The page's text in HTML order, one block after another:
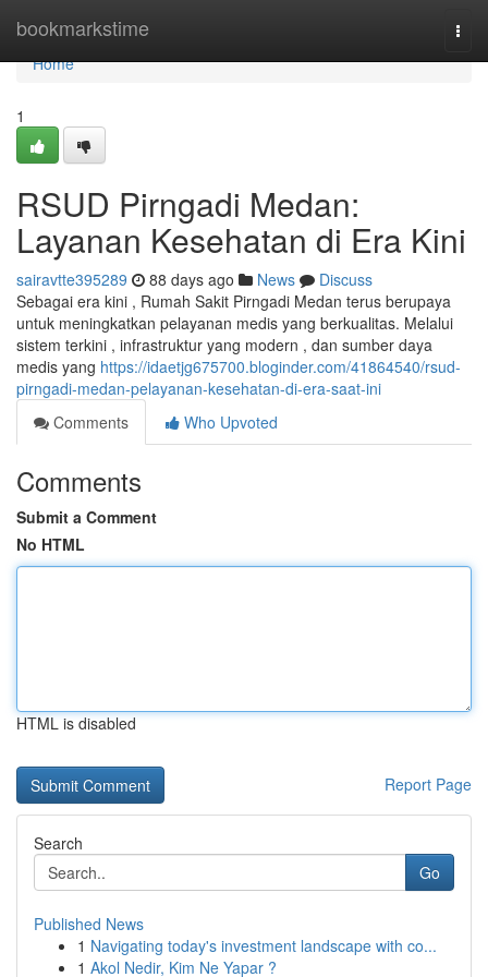
bookmarkstime
Home
Home
1
RSUD Pirngadi Medan:
Layanan Kesehatan di Era Kini
sairavtte395289 88 days ago News
Discuss
Sebagai era kini , Rumah Sakit Pirngadi Medan terus berupaya
untuk meningkatkan pelayanan medis yang berkualitas. Melalui
sistem terkini , infrastruktur yang modern , dan sumber daya
medis yang https://idaetjg675700.bloginder.com/41864540/rsud-
pirngadi-medan-pelayanan-kesehatan-di-era-saat-ini
Comments
Who Upvoted
Comments
Submit a Comment
No HTML
HTML is disabled
Report Page
Search
Go
Published News
1 Navigating today's investment landscape with co...
1 Akol Nedir, Kim Ne Yapar ?